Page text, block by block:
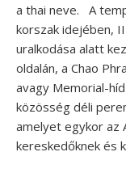
a thai neve. A
korszak idejében,
uralkodása alatt
oldalán, a Chao
avagy Memorial-
közösség déli
amelyet egykor az
kereskedőknek és